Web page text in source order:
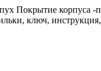
Покрытие корпуса -
ключ,